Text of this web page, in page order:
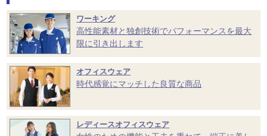
ワーキング
高性能素材と独創技術でパフォーマンスを最大
限に引き出します
オフィスウェア
時代感覚にマッチした良質な商品
レディースオフィスウェア